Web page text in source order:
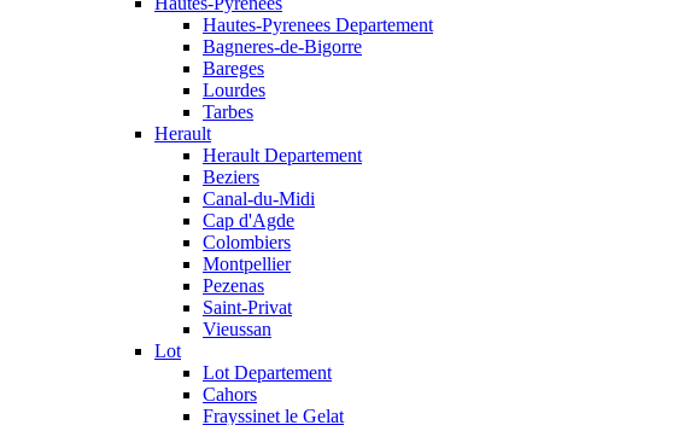
Hautes-Pyrenees Departement
Bagneres-de-Bigorre
Bareges
Lourdes
Tarbes
Herault
Herault Departement
Beziers
Canal-du-Midi
Cap d'Agde
Colombiers
Montpellier
Pezenas
Saint-Privat
Vieussan
Lot
Lot Departement
Cahors
Frayssinet le Gelat